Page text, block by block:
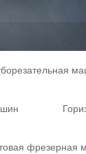
фрезерная